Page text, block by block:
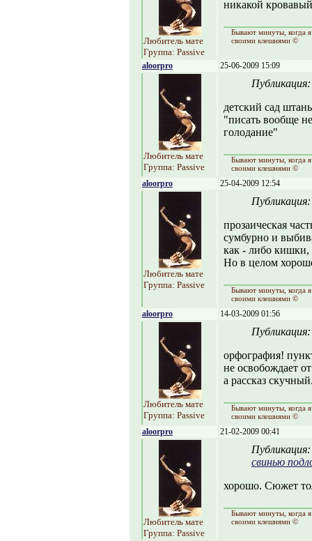
Любитель мате
Группа: Passive
никакой
Бывают минуты, когда
своими клешнями ©
aloorpro 25-06-2009 15:09
Любитель мате
Группа: Passive
детский сад
"писать вообще
голодание"
Бывают минуты, когда
своими клешнями ©
aloorpro 25-04-2009 12:54
Любитель мате
Группа: Passive
прозаическая
сумбурно и
как - либо кишки,
Но в целом
Бывают минуты, когда
своими клешнями ©
aloorpro 14-03-2009 01:56
Любитель мате
Группа: Passive
орфография!
не освобождает
а рассказ
Бывают минуты, когда
своими клешнями ©
aloorpro 21-02-2009 00:41
Любитель мате
Группа: Passive
свинью
хорошо. Сюжет
Бывают минуты, когда
своими клешнями ©